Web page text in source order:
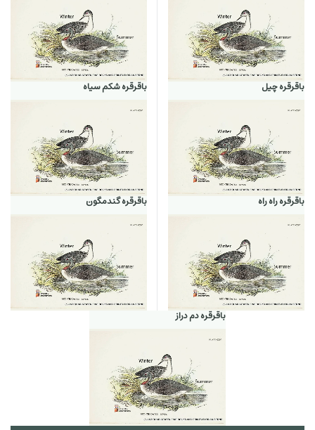
باقرقره چیل باقرقره شکم سیاه
باقرقره راه راه باقرقره گندمگون
باقرقره دم دراز